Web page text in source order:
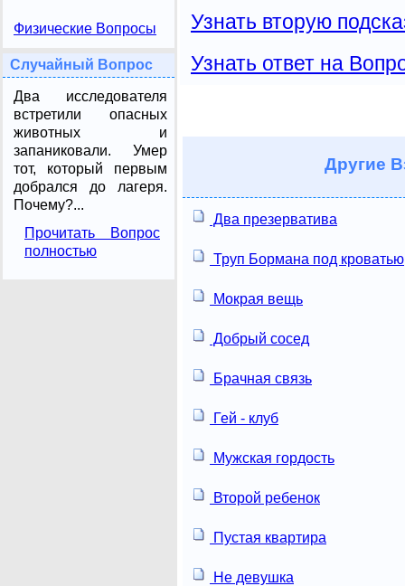
Физические Вопросы
Случайный Вопрос
Два исследователя
встретили опасных
животных и
запаниковали. Умер
тот, который первым
добрался до лагеря.
Почему?...
Прочитать Вопрос
полностью
Узнать вторую
Узнать ответ на
Другие
Два презерватива
Труп Бормана под кроватью
Мокрая вещь
Добрый сосед
Брачная связь
Гей - клуб
Мужская гордость
Второй ребенок
Пустая квартира
Не девушка